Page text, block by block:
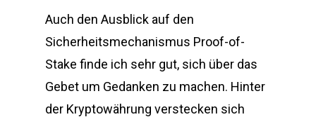
Auch den Ausblick auf den
Sicherheitsmechanismus Proof-of-
Stake finde ich sehr gut, sich über das
Gebet um Gedanken zu machen. Hinter
der Kryptowährung verstecken sich